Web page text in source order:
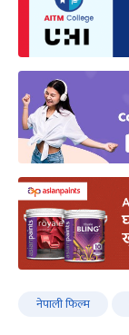
नेपाली फिल्म